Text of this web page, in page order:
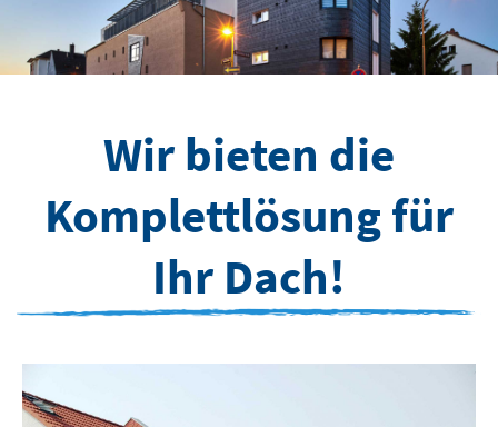
Wir bieten die
Komplettlösung für
Ihr Dach!